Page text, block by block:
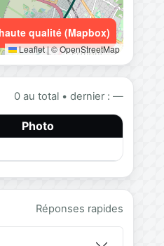
Leaflet|© OpenStreetMap
qualité (Mapbox)
0 au total • dernier : —
Photo
Réponses rapides